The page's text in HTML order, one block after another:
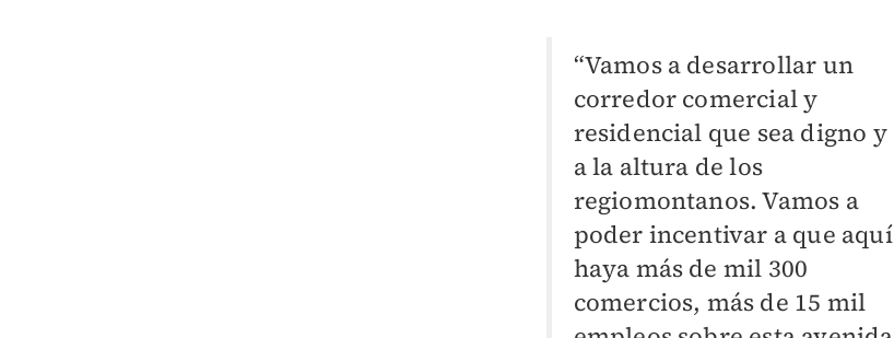
“Vamos a desarrollar un
corredor comercial y
residencial que sea digno y
a la altura de los
regiomontanos. Vamos a
poder incentivar a que aquí
haya más de mil 300
comercios, más de 15 mil